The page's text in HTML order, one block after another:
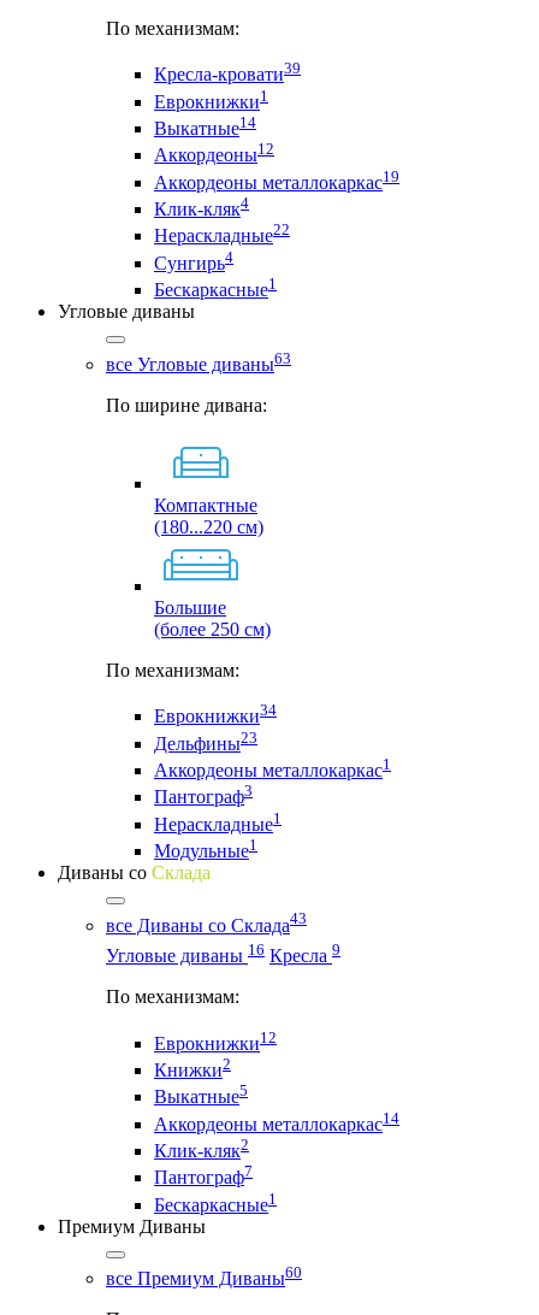
По механизмам:
Кресла-кровати39
Еврокнижки1
Выкатные14
Аккордеоны12
Аккордеоны металлокаркас19
Клик-кляк4
Нераскладные22
Сунгирь4
Бескаркасные1
Угловые диваны
все Угловые диваны63
По ширине дивана:
Компактные
(180...220 см)
Большие
(более 250 см)
По механизмам:
Еврокнижки34
Дельфины23
Аккордеоны металлокаркас1
Пантограф3
Нераскладные1
Модульные1
Диваны со Склада
все Диваны со Склада43
Угловые диваны 16 Кресла 9
По механизмам:
Еврокнижки12
Книжки2
Выкатные5
Аккордеоны металлокаркас14
Клик-кляк2
Пантограф7
Бескаркасные1
Премиум Диваны
все Премиум Диваны60